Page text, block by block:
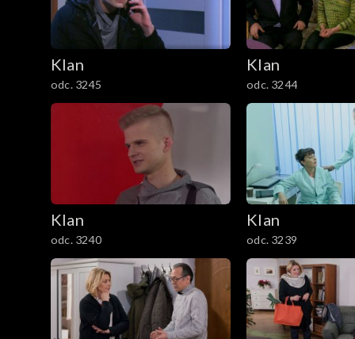
201–300
101–200
1–100
Klan
odc. 3245
Klan
odc. 3244
Klan
odc. 3240
Klan
odc. 3239